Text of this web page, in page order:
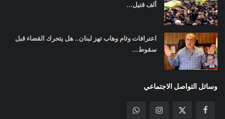
ألف قتيل...
اعترافات وئام وهاب تهز لبنان.. هل يتحرك القضاء قبل
سقوط...
وسائل التواصل الاجتماعي